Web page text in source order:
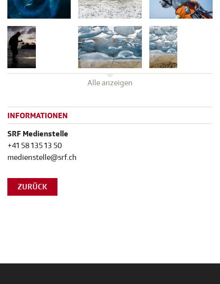
Alle anzeigen
INFORMATIONEN
SRF Medienstelle
+41 58 135 13 50
medienstelle@srf.ch
ZURÜCK